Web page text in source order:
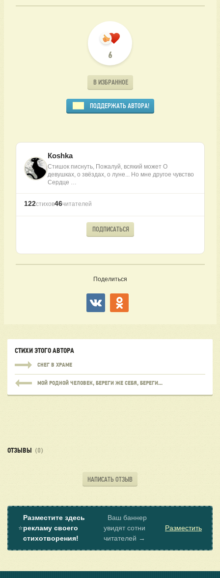
6
В ИЗБРАННОЕ
ПОДДЕРЖАТЬ АВТОРА!
Коshkа
Стишок писнуть, Пожалуй, всякий может О
девушках, о звёздах, о луне... Но мне другое чувство
Сердце …
122стихов46читателей
ПОДПИСАТЬСЯ
Поделиться
СТИХИ ЭТОГО АВТОРА
СНЕГ В ХРАМЕ
МОЙ РОДНОЙ ЧЕЛОВЕК, БЕРЕГИ ЖЕ СЕБЯ, БЕРЕГИ...
ОТЗЫВЫ (0)
НАПИСАТЬ ОТЗЫВ
⭐
Разместите здесь
рекламу своего
стихотворения!
Ваш баннер
увидят сотни
читателей →
Разместить